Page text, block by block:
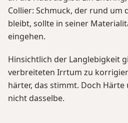
Collier: Schmuck, der rund um
bleibt, sollte in seiner
eingehen.
Hinsichtlich der Langlebigkeit
verbreiteten Irrtum zu
härter, das stimmt. Doch
nicht dasselbe.